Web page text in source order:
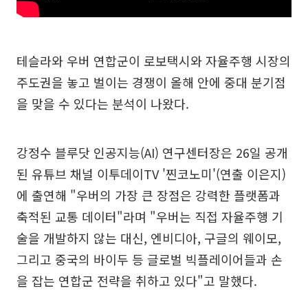
테슬라와 우버 연합군이 로보택시와 자율주행 시장의
주도권을 놓고 벌이는 경쟁이 올해 안에 중대 분기점
을 맞을 수 있다는 분석이 나왔다.
강정수 블루닷 인공지능(AI) 연구센터장은 26일 공개
된 유튜브 채널 이투데이TV '찐코노미'(연출 이은지)
에 출연해 "우버의 가장 큰 장점은 강력한 플랫폼과
축적된 교통 데이터"라며 "우버는 직접 자율주행 기
술을 개발하지 않는 대신, 엔비디아, 구글의 웨이모,
그리고 중국의 바이두 등 글로벌 빅플레이어들과 손
을 잡는 연합군 전략을 취하고 있다"고 말했다.